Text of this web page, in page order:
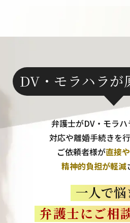
DV・モラハラが
弁護士がDV・モラ
対応や離婚手続きを行
ご依頼者様が直接
精神的負担が軽減
一人で悩
弁護士にご相